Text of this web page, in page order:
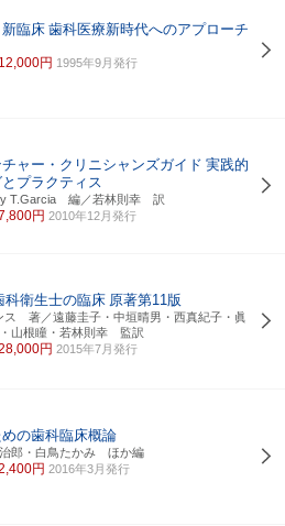
臨床 歯科医療新時代へのアプローチ
12,000円 1995年9月発行
ャー・クリニシャンズガイド 実践的
プラクティス
T.Garcia 編／若林則幸 訳
円 2010年12月発行
科衛生士の臨床 原著第11版
ス 著／遠藤圭子・中垣晴男・西真紀子・眞
山根瞳・若林則幸 監訳
円 2015年7月発行
の歯科臨床概論
郎・白鳥たかみ ほか編
円 2016年3月発行